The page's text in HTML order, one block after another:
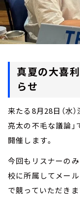
真夏の大喜
らせ
来たる8月28日（水
亮太の不毛な議論」
開催します。
今回もリスナーの
校に所属してメー
で競っていただきま